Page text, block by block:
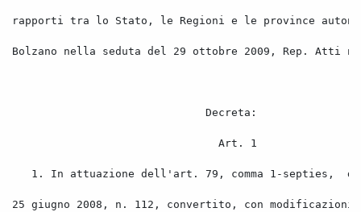
rapporti tra lo Stato, le Regioni e le province
Bolzano nella seduta del 29 ottobre 2009, Rep. Atti n.
Decreta:
Art. 1
1. In attuazione dell'art. 79, comma 1-septies,
25 giugno 2008, n. 112, convertito, con